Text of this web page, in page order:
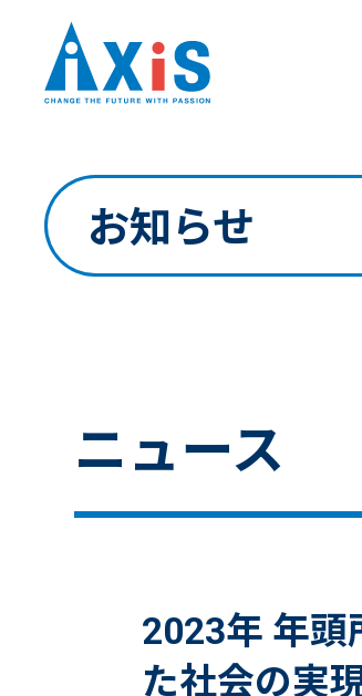
お知らせ
ニュース
2023年 年頭
た社会の実